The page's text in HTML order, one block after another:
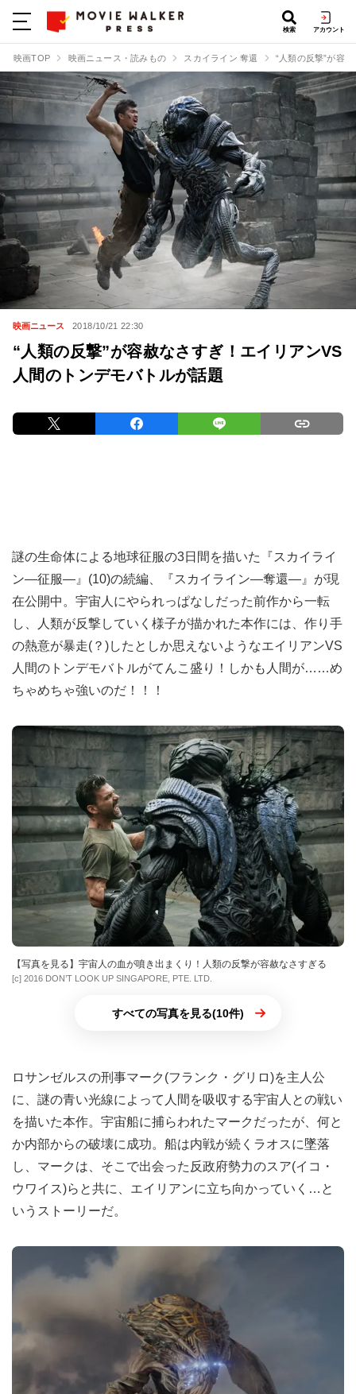
検索 アカウント
映画TOP 映画ニュース・読みもの スカイライン 奪還 “人類の反撃”が容
映画ニュース 2018/10/21 22:30
“人類の反撃”が容赦なさすぎ！エイリアンVS
人間のトンデモバトルが話題
謎の生命体による地球征服の3日間を描いた『スカイライ
ン―征服―』(10)の続編、『スカイライン―奪還―』が現
在公開中。宇宙人にやられっぱなしだった前作から一転
し、人類が反撃していく様子が描かれた本作には、作り手
の熱意が暴走(？)したとしか思えないようなエイリアンVS
人間のトンデモバトルがてんこ盛り！しかも人間が……め
ちゃめちゃ強いのだ！！！
【写真を見る】宇宙人の血が噴き出まくり！人類の反撃が容赦なさすぎる
[c] 2016 DON’T LOOK UP SINGAPORE, PTE. LTD.
すべての写真を見る(10件)
ロサンゼルスの刑事マーク(フランク・グリロ)を主人公
に、謎の青い光線によって人間を吸収する宇宙人との戦い
を描いた本作。宇宙船に捕らわれたマークだったが、何と
か内部からの破壊に成功。船は内戦が続くラオスに墜落
し、マークは、そこで出会った反政府勢力のスア(イコ・
ウワイス)らと共に、エイリアンに立ち向かっていく…と
いうストーリーだ。